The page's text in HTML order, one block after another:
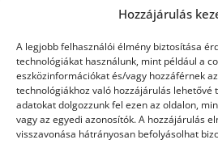
Hozzájárulás
A legjobb felhasználói élmény biztosítása
technológiákat használunk, mint például a
eszközinformációkat és/vagy hozzáférnek
technológiákhoz való hozzájárulás lehetővé
adatokat dolgozzunk fel ezen az oldalon,
vagy az egyedi azonosítók. A hozzájárulás
visszavonása hátrányosan befolyásolhat
Vásárlás
Víztisztítás
Webáruház